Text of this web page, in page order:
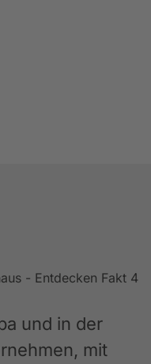
und in der
mit